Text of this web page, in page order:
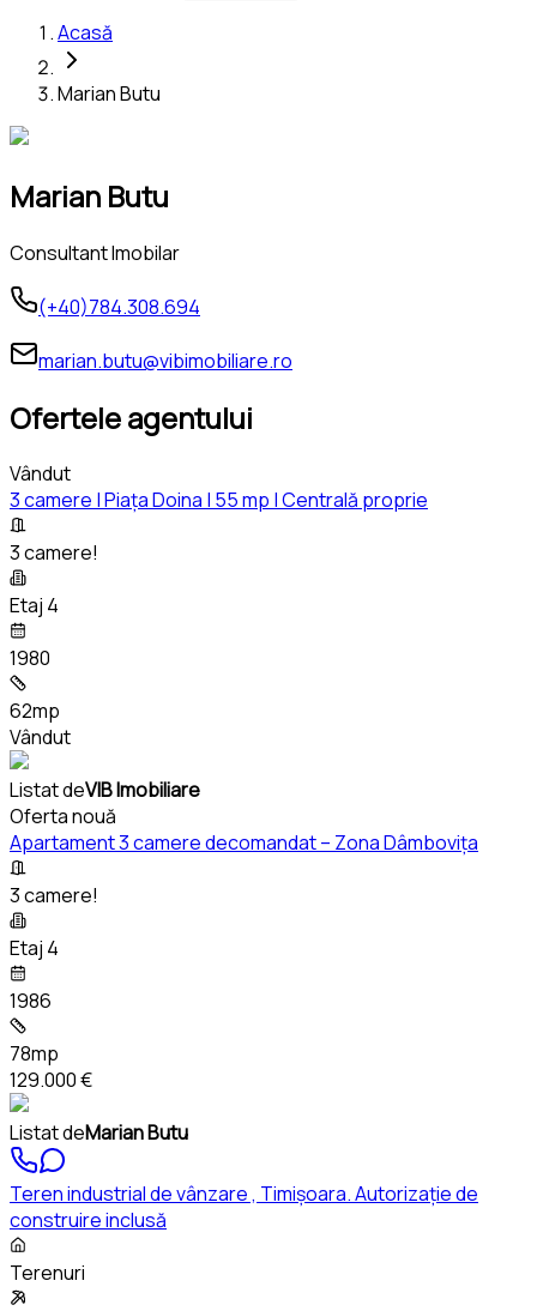
Acasă
Marian Butu
Marian Butu
Consultant Imobilar
(+40)784.308.694
marian.butu@vibimobiliare.ro
Ofertele agentului
Vândut
3 camere | Piața Doina | 55 mp | Centrală proprie
3 camere!
Etaj 4
1980
62mp
Vândut
Listat deVIB Imobiliare
Oferta nouă
Apartament 3 camere decomandat – Zona Dâmbovița
3 camere!
Etaj 4
1986
78mp
129.000 €
Listat deMarian Butu
Teren industrial de vânzare , Timișoara. Autorizație de
construire inclusă
Terenuri